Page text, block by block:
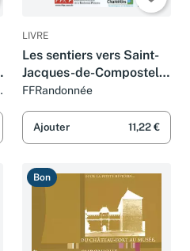
LIVRE
Les sentiers vers Saint-
Jacques-de-Compostelle
: Tours/Mirambeau
FFRandonnée
Ajouter 11,22 €
Bon